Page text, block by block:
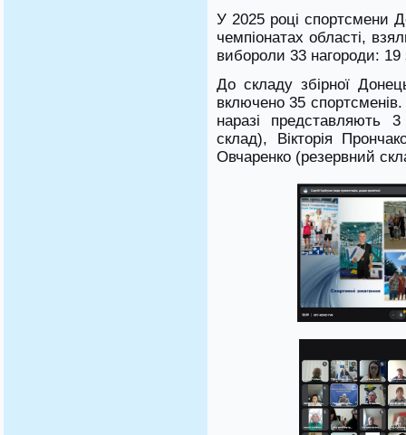
У 2025 році спортсмени
чемпіонатах області,
вибороли 33 нагороди: 19
До складу збірної
включено 35 спортсменів.
наразі представляють
склад), Вікторія
Овчаренко (резервний